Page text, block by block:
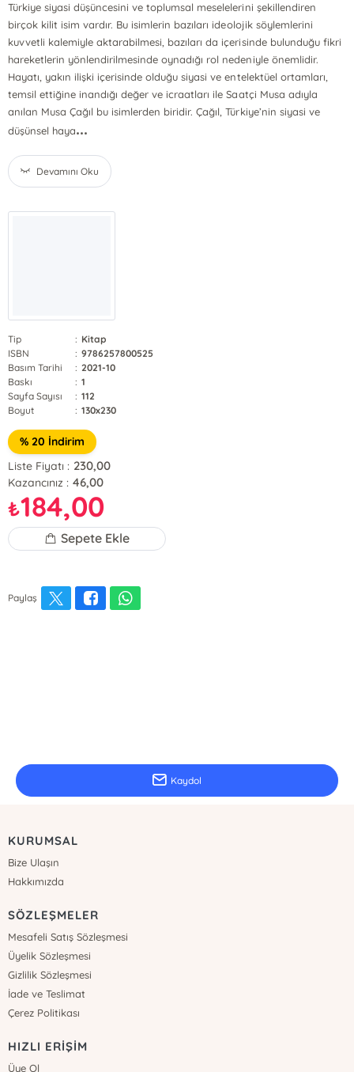
Türkiye siyasi düşüncesini ve toplumsal meselelerini şekillendiren
birçok kilit isim vardır. Bu isimlerin bazıları ideolojik söylemlerini
kuvvetli kalemiyle aktarabilmesi, bazıları da içerisinde bulunduğu fikri
hareketlerin yönlendirilmesinde oynadığı rol nedeniyle önemlidir.
Hayatı, yakın ilişki içerisinde olduğu siyasi ve entelektüel ortamları,
temsil ettiğine inandığı değer ve icraatları ile Saatçi Musa adıyla
anılan Musa Çağıl bu isimlerden biridir. Çağıl, Türkiye’nin siyasi ve
düşünsel haya...
Devamını Oku
Tip : Kitap
ISBN
: 9786257800525
Basım Tarihi
: 2021-10
Baskı
: 1
Sayfa Sayısı
: 112
Boyut
: 130x230
% 20 İndirim
Liste Fiyatı : 230,00
Kazancınız : 46,00
₺184,00
Sepete Ekle
Paylaş
Kaydol
KURUMSAL
Bize Ulaşın
Hakkımızda
SÖZLEŞMELER
Mesafeli Satış Sözleşmesi
Üyelik Sözleşmesi
Gizlilik Sözleşmesi
İade ve Teslimat
Çerez Politikası
HIZLI ERİŞİM
Üye Ol